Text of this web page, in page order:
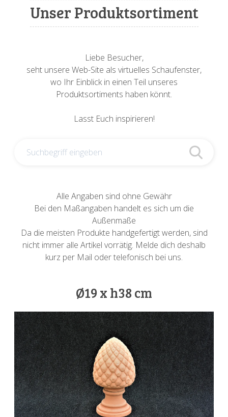
Unser Produktsortiment
Liebe Besucher,
seht unsere Web-Site als virtuelles Schaufenster,
wo Ihr Einblick in einen Teil unseres
Produktsortiments haben könnt.
Lasst Euch inspirieren!
Alle Angaben sind ohne Gewähr
Bei den Maßangaben handelt es sich um die
Außenmaße
Da die meisten Produkte handgefertigt werden, sind
nicht immer alle Artikel vorrätig. Melde dich deshalb
kurz per Mail oder telefonisch bei uns.
Ø19 x h38 cm
Sonnenuhren
Spardosen
Vögel
Vogeltränken
Verschiedene
Wandschalen
Sockel + Säulen
Tierfiguren
Meeresbewohner
Schildkröten
Schweine + Wildschweine
Verschiedene
Zwiebel- + Knoblauchtöpfe